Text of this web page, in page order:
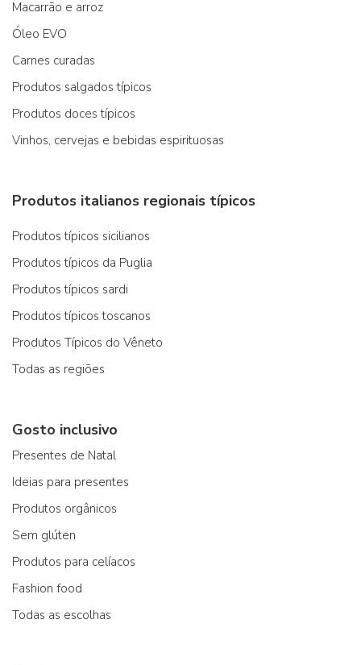
Macarrão e arroz
Óleo EVO
Carnes curadas
Produtos salgados típicos
Produtos doces típicos
Vinhos, cervejas e bebidas espirituosas
Produtos italianos regionais típicos
Produtos típicos sicilianos
Produtos típicos da Puglia
Produtos típicos sardi
Produtos típicos toscanos
Produtos Típicos do Vêneto
Todas as regiões
Gosto inclusivo
Presentes de Natal
Ideias para presentes
Produtos orgânicos
Sem glúten
Produtos para celíacos
Fashion food
Todas as escolhas